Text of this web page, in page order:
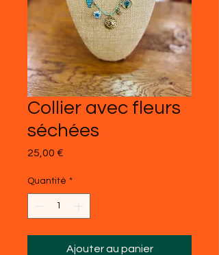
Collier avec fleurs
séchées
25,00 €
Quantité *
Ajouter au panier